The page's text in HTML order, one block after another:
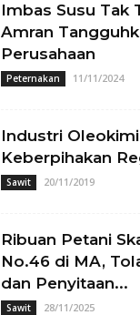
Imbas Susu Tak
Amran
Perusahaan
Peternakan 11/11/2024
Industri
Keberpihakan
Sawit 20/11/2019
Ribuan Petani
No.46 di MA,
dan Penyitaan...
Sawit 28/11/2025